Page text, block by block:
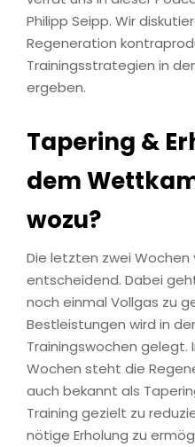
Philipp Seipp. Wir
Regeneration
Trainingsstrategien in
ergeben.
Tapering &
dem
wozu?
Die letzten zwei
entscheidend. Dabei
noch einmal Vollgas zu
Bestleistungen wird in
Trainingswochen gelegt.
Wochen steht die
auch bekannt als
Training gezielt zu
nötige Erholung zu